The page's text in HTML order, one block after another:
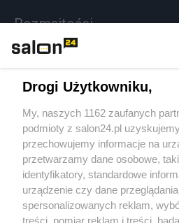
Rozmaitości
Sport
Społeczeństwo
Kultura
Drogi Użytkowniku,
My, naszych 1162 zaufanych
podmioty z salon24.pl
przechowujemy informacje na
przetwarzamy dane osobowe,
identyfikatory, standardowe
urządzenie czy dane
spersonalizowanych reklam,
treści, pomiar reklam i treści,